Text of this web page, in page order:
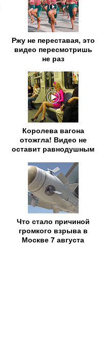
Ржу не переставая, это
видео пересмотришь
не раз
Королева вагона
отожгла! Видео не
оставит равнодушным
Что стало причиной
громкого взрыва в
Москве 7 августа